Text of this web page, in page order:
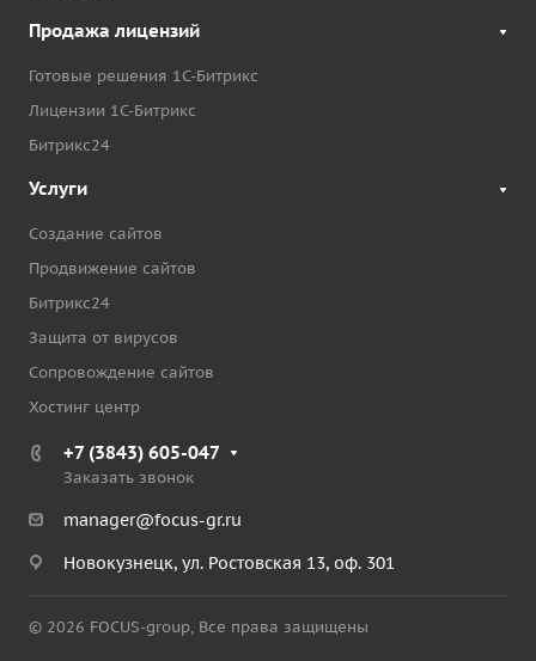
Продажа лицензий
Готовые решения 1С-Битрикс
Лицензии 1С-Битрикс
Битрикс24
Услуги
Создание сайтов
Продвижение сайтов
Битрикс24
Защита от вирусов
Сопровождение сайтов
Хостинг центр
+7 (3843) 605-047
Заказать звонок
manager@focus-gr.ru
Новокузнецк, ул. Ростовская 13, оф. 301
© 2026 FOCUS-group, Все права защищены